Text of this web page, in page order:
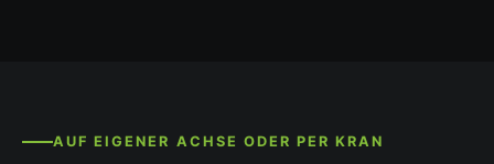
AUF EIGENER ACHSE ODER PER KRAN